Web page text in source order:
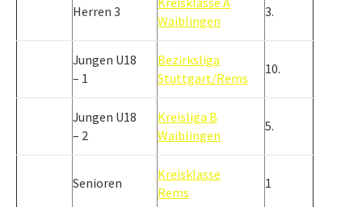
Herren 3
Waiblingen
3.
Jungen U18
– 1
Bezirksliga
Stuttgart/Rems
10.
Jungen U18
– 2
Kreisliga B
Waiblingen
5.
Senioren
Kreisklasse
Rems
1